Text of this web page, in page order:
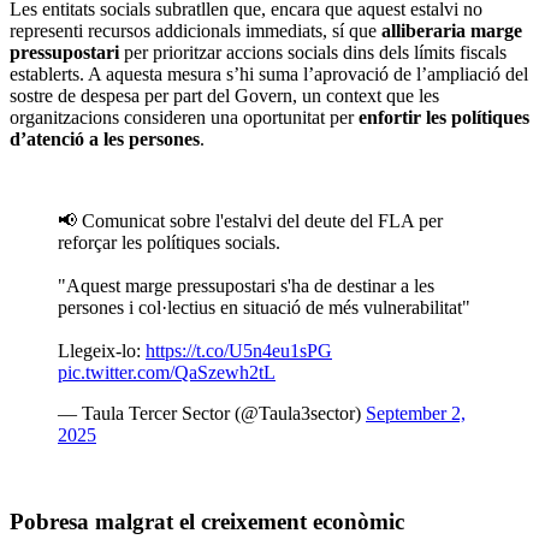
Les entitats socials subratllen que, encara que aquest estalvi no
representi recursos addicionals immediats, sí que alliberaria marge
pressupostari per prioritzar accions socials dins dels límits fiscals
establerts. A aquesta mesura s’hi suma l’aprovació de l’ampliació del
sostre de despesa per part del Govern, un context que les
organitzacions consideren una oportunitat perenfortir les polítiques
d’atenció a les persones.
📢 Comunicat sobre l'estalvi del deute del FLA per
reforçar les polítiques socials.
"Aquest marge pressupostari s'ha de destinar a les
persones i col·lectius en situació de més vulnerabilitat"
Llegeix-lo: https://t.co/U5n4eu1sPG
pic.twitter.com/QaSzewh2tL
— Taula Tercer Sector (@Taula3sector) September 2,
2025
Pobresa malgrat el creixement econòmic